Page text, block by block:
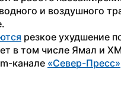
и воздушного
резкое ухудшение
в том числе Ямал и
канале «Север-Пресс»